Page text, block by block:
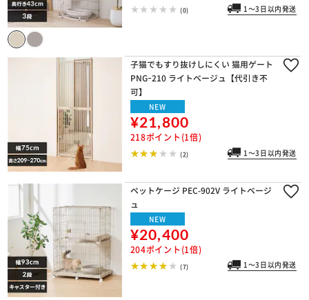
(0) 1～3日以内発送
子猫でもすり抜けしにくい 猫用ゲート
PNGｰ210 ライトベージュ【代引き不
可】
NEW
¥21,800
218ポイント(1倍)
(2) 1～3日以内発送
ペットケージ PEC-902V ライトベージ
ュ
NEW
¥20,400
204ポイント(1倍)
(7) 1～3日以内発送